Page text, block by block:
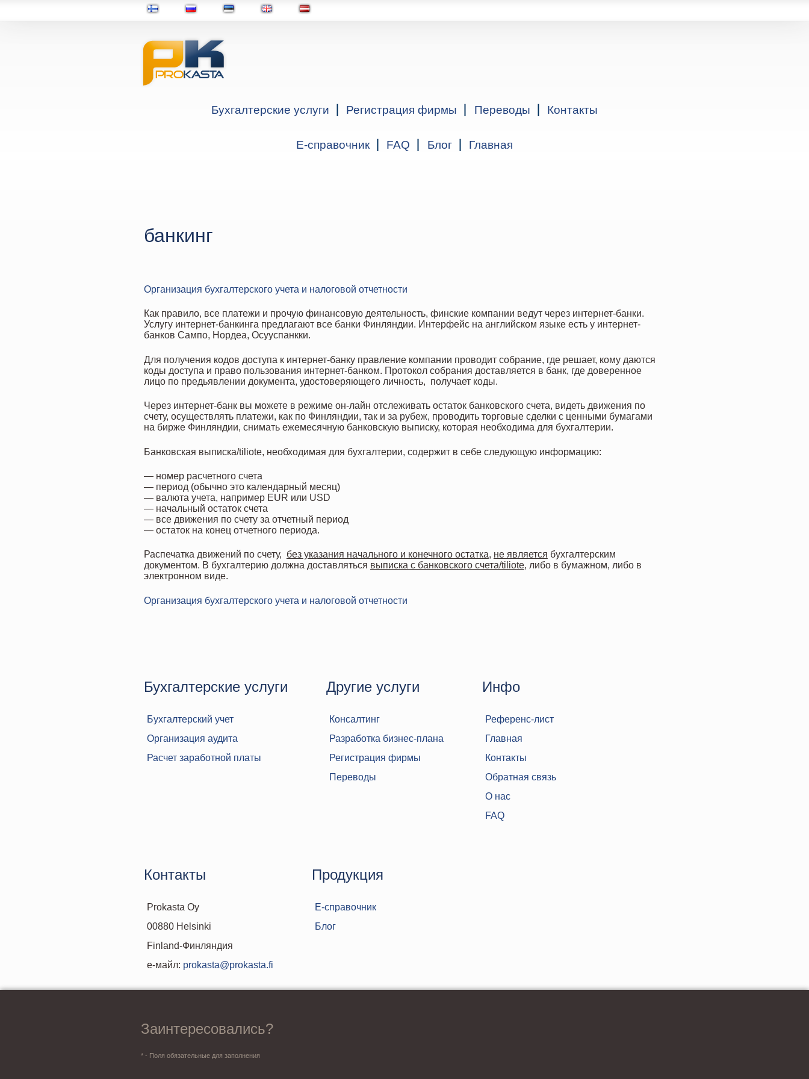
Бухгалтерские услуги Регистрация фирмы Переводы Контакты
Е-справочник FAQ Блог Главная
банкинг
Организация бухгалтерского учета и налоговой отчетности
Как правило, все платежи и прочую финансовую деятельность, финские компании ведут через интернет-банки.
Услугу интернет-банкинга предлагают все банки Финляндии. Интерфейс на английском языке есть у интернет-
банков Сампо, Нордеа, Осууспанкки.
Для получения кодов доступа к интернет-банку правление компании проводит собрание, где решает, кому даются
коды доступа и право пользования интернет-банком. Протокол собрания доставляется в банк, где доверенное
лицо по предьявлении документа, удостоверяющего личность, получает коды.
Через интернет-банк вы можете в режиме он-лайн отслеживать остаток банковского счета, видеть движения по
счету, осуществлять платежи, как по Финляндии, так и за рубеж, проводить торговые сделки с ценными бумагами
на бирже Финляндии, снимать ежемесячную банковскую выписку, которая необходима для бухгалтерии.
Банковская выписка/tiliote, необходимая для бухгалтерии, содержит в себе следующую информацию:
— номер расчетного счета
— период (обычно это календарный месяц)
— валюта учета, например EUR или USD
— начальный остаток счета
— все движения по счету за отчетный период
— остаток на конец отчетного периода.
Распечатка движений по счету, без указания начального и конечного остатка, не является бухгалтерским
документом. В бухгалтерию должна доставляться выписка с банковского счета/tiliote, либо в бумажном, либо в
электронном виде.
Организация бухгалтерского учета и налоговой отчетности
Бухгалтерские услуги
Бухгалтерский учет
Организация аудита
Расчет заработной платы
Другие услуги
Консалтинг
Разработка бизнес-плана
Регистрация фирмы
Переводы
Инфо
Референс-лист
Главная
Контакты
Обратная связь
О нас
FAQ
Контакты
Prokasta Oy
00880 Helsinki
Finland-Финляндия
е-майл: prokasta@prokasta.fi
Продукция
Е-справочник
Блог
Заинтересовались?
* - Поля обязательные для заполнения